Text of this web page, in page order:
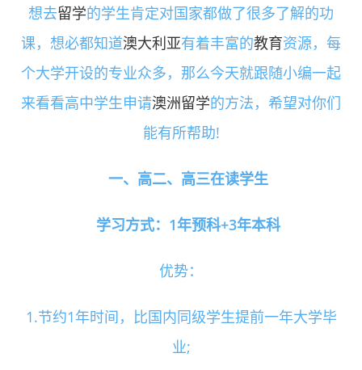
想去留学的学生肯定对国家都做了很多了解的功
课，想必都知道澳大利亚有着丰富的教育资源，每
个大学开设的专业众多，那么今天就跟随小编一起
来看看高中学生申请澳洲留学的方法，希望对你们
能有所帮助!
一、高二、高三在读学生
学习方式：1年预科+3年本科
优势：
1.节约1年时间，比国内同级学生提前一年大学毕
业;